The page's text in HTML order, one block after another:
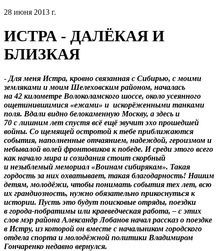
28 июня 2013 г.
ИСТРА - ДАЛЁКАЯ И
БЛИЗКАЯ
- Для меня Истра, кровно связанная с Сибирью, с моими
земляками и моим Шелеховским районом, началась
на 42 километре Волоколамского шоссе, около усеянного
ощетинившимися «ежами» и искорёженными танками
поля. Вдали видно белокаменную Москву, а здесь и
70 с лишним лет спустя всё ещё звучит эхо прошедшей
войны. Со щемящей остротой к тебе приближаются
события, наполненные отчаянием, надеждой, героизмом и
небывалой волей фронтовиков к победе. И среди этого всего
как начало мира и созидания стоит скорбный
и незыблемый мемориал «Воинам сибирякам». Такая
гордость за них охватывает, такая благодарность! Нашим
детям, молодёжи, чтобы понимать события тех лет, всю
их грандиозность, нужно обязательно прикоснуться к
истории. Пусть это будут поисковые отряды, поездки
в города-побратимы или краеведческая работа, – с этих
слов мэр района Александр Лобанов начал рассказ о поездке
в Истру, из которой он вместе с начальником городского
отдела спорта и молодёжной политики Владимиром
Гончаренко недавно вернулся.